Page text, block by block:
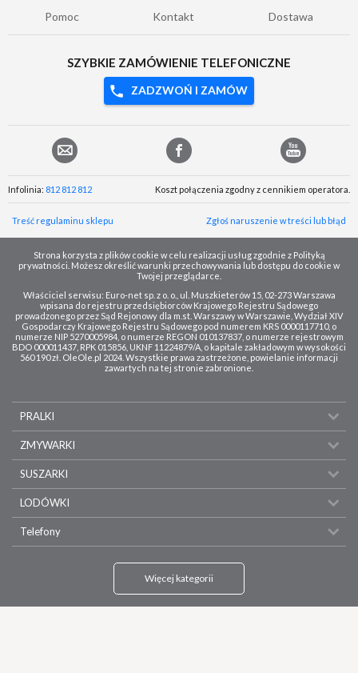
Pomoc Kontakt Dostawa
SZYBKIE ZAMÓWIENIE TELEFONICZNE
ZADZWOŃ I ZAMÓW
Infolinia: 812 812 812 Koszt połączenia zgodny z cennikiem operatora.
Treść regulaminu sklepu Zgłoś naruszenie w treści lub błąd
Strona korzysta z plików cookie w celu realizacji usług zgodnie z Polityką
prywatności. Możesz określić warunki przechowywania lub dostępu do cookie w
Twojej przeglądarce.
Właściciel serwisu: Euro-net sp. z o. o., ul. Muszkieterów 15, 02-273 Warszawa
wpisana do rejestru przedsiębiorców Krajowego Rejestru Sądowego
prowadzonego przez Sąd Rejonowy dla m.st. Warszawy w Warszawie, Wydział XIV
Gospodarczy Krajowego Rejestru Sądowego pod numerem KRS 0000117710, o
numerze NIP 5270005984, o numerze REGON 010137837, o numerze rejestrowym
BDO 000011437, RPK 015856, UKNF 11224879/A, o kapitale zakładowym w wysokości
560 190 zł. OleOle.pl 2024. Wszystkie prawa zastrzeżone, powielanie informacji
zawartych na tej stronie zabronione.
PRALKI
ZMYWARKI
SUSZARKI
LODÓWKI
Telefony
Więcej kategorii